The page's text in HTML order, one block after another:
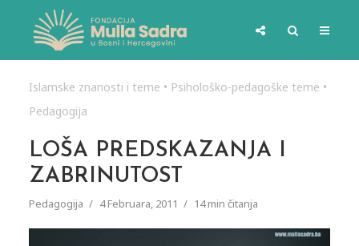
Islamske znanosti i teme • Psihološko-pedagoške teme •
Pedagogija
LOŠA PREDSKAZANJA I
ZABRINUTOST
Pedagogija 4 Februara, 2011 14 min čitanja